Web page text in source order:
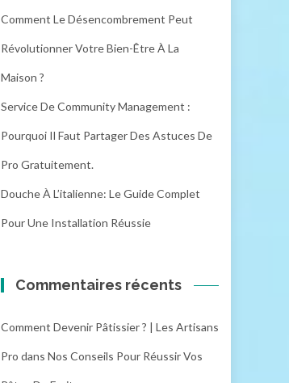
Comment Le Désencombrement Peut
Révolutionner Votre Bien-Être À La
Maison ?
Service De Community Management :
Pourquoi Il Faut Partager Des Astuces De
Pro Gratuitement.
Douche À L’italienne: Le Guide Complet
Pour Une Installation Réussie
Commentaires récents
Comment Devenir Pâtissier ? | Les Artisans
Pro dans Nos Conseils Pour Réussir Vos